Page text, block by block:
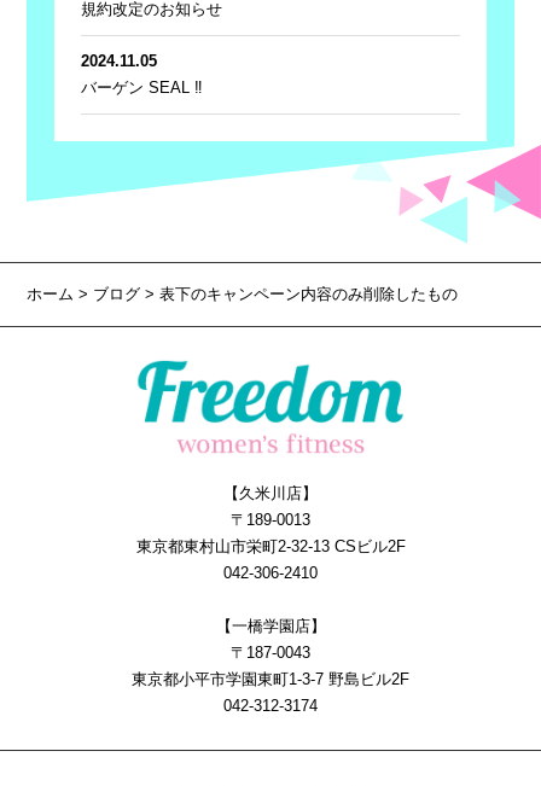
規約改定のお知らせ
2024.11.05
バーゲン SEAL ‼
ホーム> ブログ > 表下のキャンペーン内容のみ削除したもの
【久米川店】
〒189-0013
東京都東村山市栄町2-32-13 CSビル2F
042-306-2410
【一橋学園店】
〒187-0043
東京都小平市学園東町1-3-7 野島ビル2F
042-312-3174